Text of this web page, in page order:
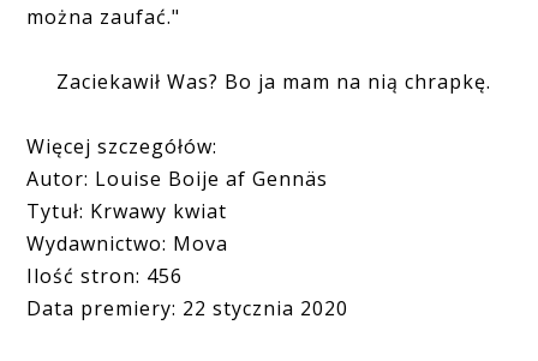
można zaufać."
Zaciekawił Was? Bo ja mam na nią chrapkę.
Więcej szczegółów:
Autor: Louise Boije af Gennäs
Tytuł: Krwawy kwiat
Wydawnictwo: Mova
Ilość stron: 456
Data premiery: 22 stycznia 2020